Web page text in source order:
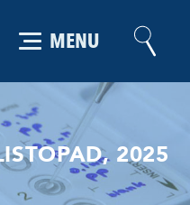
MENU
2025